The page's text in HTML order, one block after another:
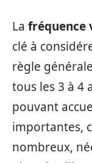
La fréquence
clé à
règle
tous les 3 à 4
pouvant
importantes,
nombreux,